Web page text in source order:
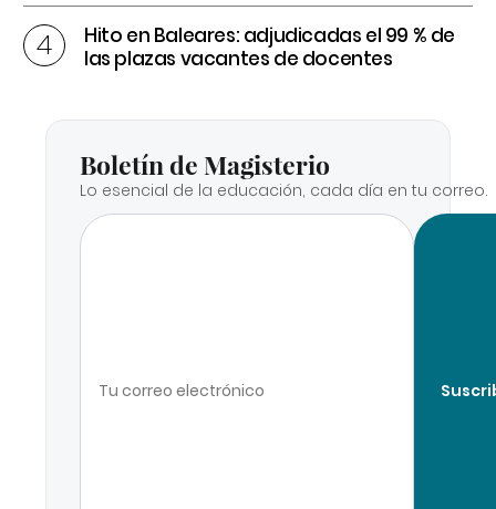
Hito en Baleares: adjudicadas el 99 % de
las plazas vacantes de docentes
Boletín de Magisterio
Lo esencial de la educación, cada día en tu correo.